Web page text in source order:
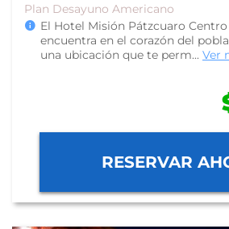
Plan Desayuno Americano
El Hotel Misión Pátzcuaro
encuentra en el corazón del
una ubicación que te perm... Ver
RESERVAR